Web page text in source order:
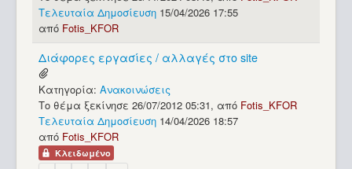
Τελευταία Δημοσίευση 15/04/2026 17:55
από Fotis_KFOR
Διάφορες εργασίες / αλλαγές στο site
Κατηγορία: Ανακοινώσεις
Το θέμα ξεκίνησε 26/07/2012 05:31, από Fotis_KFOR
Τελευταία Δημοσίευση 14/04/2026 18:57
από Fotis_KFOR
Κλειδωμένο